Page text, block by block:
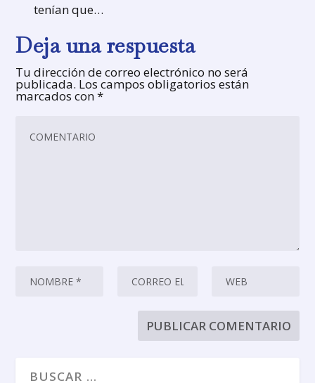
tenían que…
Deja una respuesta
Tu dirección de correo electrónico no será
publicada. Los campos obligatorios están
marcados con*